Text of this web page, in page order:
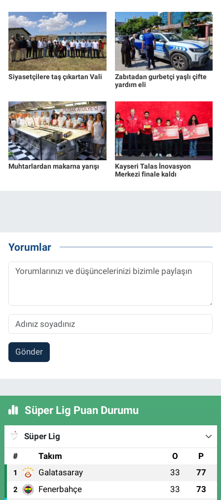
Siyasetçilere taş çıkartan Vali
Zabıtadan gurbetçi yaşlı çifte
yardım eli
Muhtarlardan makarna yarışı
Kayseri Talas İnovasyon
Merkezi finale kaldı
Yorumlar
Gönder
Süper Lig Puan Durumu
Süper Lig
#
Takım O P
1 Galatasaray 33 77
2 Fenerbahçe 33 73